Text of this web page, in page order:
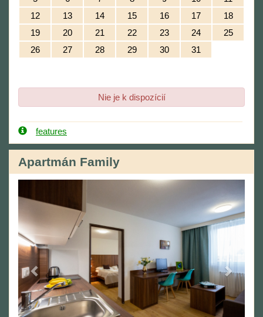
12
13 14 15 16 17
18
19
20 21 22 23 24
25
26
27 28 29 30 31
Nie je k dispozícií
features
Apartmán Family
Next